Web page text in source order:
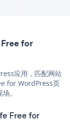
Free for
应用，匹配网站
for WordPress页
。
Free for